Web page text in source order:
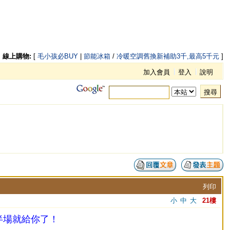
線上購物: [ 毛小孩必BUY| 節能冰箱/ 冷暖空調舊換新補助3千,最高5千元]
加入會員 登入 說明
搜尋
列印
21樓
大
中
小
就給你了！